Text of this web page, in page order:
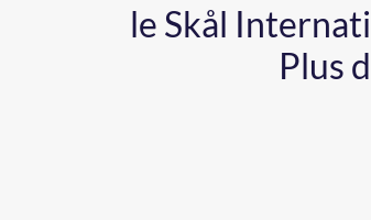
le Skål
Plus